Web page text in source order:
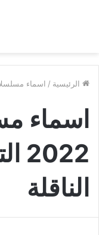
الرئيسية / اسماء مسلسلات رمضان 2022
اسماء
الناقلة